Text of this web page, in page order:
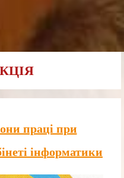
праці при
інформатики